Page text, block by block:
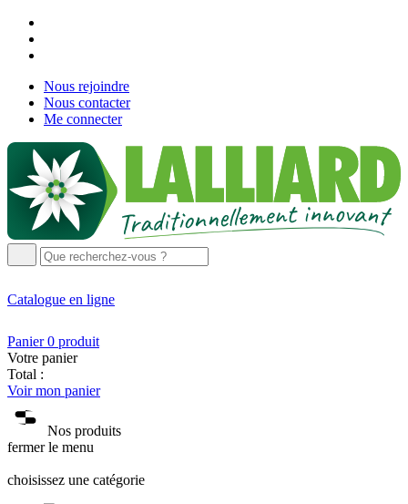
Nous rejoindre
Nous contacter
Me connecter
Catalogue en ligne
Panier 0 produit
Votre panier
Total :
Voir mon panier
Nos produits
fermer le menu
choisissez une catégorie